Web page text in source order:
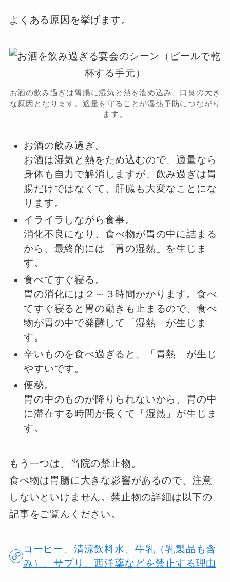
よくある原因を挙げます。
お酒の飲み過ぎは胃腸に湿気と熱を溜め込み、口臭の大き
な原因となります。適量を守ることが湿熱予防につながり
ます。
お酒の飲み過ぎ。
お酒は湿気と熱をため込むので、適量なら
身体も自力で解消しますが、飲み過ぎは胃
腸だけではなくて、肝臓も大変なことにな
ります。
イライラしながら食事。
消化不良になり、食べ物が胃の中に詰まる
から、最終的には「胃の湿熱」を生じま
す。
食べてすぐ寝る。
胃の消化には２～３時間かかります。食べ
てすぐ寝ると胃の動きも止まるので、食べ
物が胃の中で発酵して「湿熱」が生じま
す。
辛いものを食べ過ぎると、「胃熱」が生じ
やすいです。
便秘。
胃の中のものが降りられないから、胃の中
に滞在する時間が長くて「湿熱」が生じま
す。
もう一つは、当院の禁止物。
食べ物は胃腸に大きな影響があるので、注意
しないといけません。禁止物の詳細は以下の
記事をご覧んください。
コーヒー、清涼飲料水、牛乳（乳製品も含
み）、サプリ、西洋薬などを禁止する理由